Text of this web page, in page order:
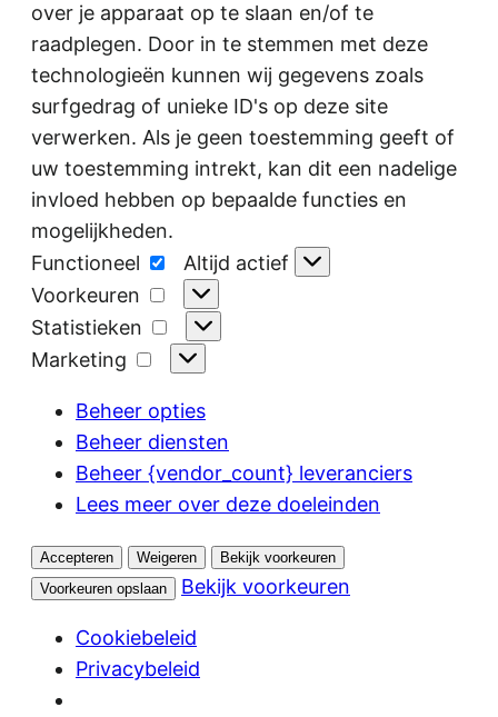
over je apparaat op te slaan en/of te
raadplegen. Door in te stemmen met deze
technologieën kunnen wij gegevens zoals
surfgedrag of unieke ID's op deze site
verwerken. Als je geen toestemming geeft of
uw toestemming intrekt, kan dit een nadelige
invloed hebben op bepaalde functies en
mogelijkheden.
Functioneel
Functioneel
Altijd actief
Voorkeuren
Voorkeuren
Statistieken
Statistieken
Marketing
Marketing
Beheer opties
Beheer diensten
Beheer {vendor_count} leveranciers
Lees meer over deze doeleinden
Accepteren Weigeren
Bekijk voorkeuren
Voorkeuren opslaan
Bekijk voorkeuren
Cookiebeleid
Privacybeleid